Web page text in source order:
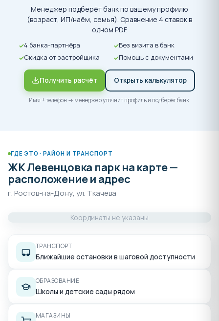
Менеджер подберёт банк по вашему профилю
(возраст, ИП/наём, семья). Сравнение 4 ставок в
одном PDF.
4 банка-партнёра
Без визита в банк
Скидка от застройщика
Помощь с документами
Получить расчёт Открыть калькулятор
Имя + телефон → менеджер уточнит профиль и подберёт банк.
ГДЕ ЭТО · РАЙОН И ТРАНСПОРТ
ЖК Левенцовка парк на карте —
расположение и адрес
г. Ростов-на-Дону, ул. Ткачева
Координаты не указаны
ТРАНСПОРТ
Ближайшие остановки в шаговой доступности
ОБРАЗОВАНИЕ
Школы и детские сады рядом
МАГАЗИНЫ